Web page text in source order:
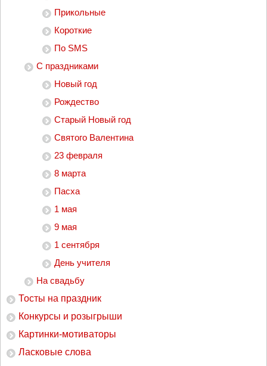
Прикольные
Короткие
По SMS
С праздниками
Новый год
Рождество
Старый Новый год
Святого Валентина
23 февраля
8 марта
Пасха
1 мая
9 мая
1 сентября
День учителя
На свадьбу
Тосты на праздник
Конкурсы и розыгрыши
Картинки-мотиваторы
Ласковые слова